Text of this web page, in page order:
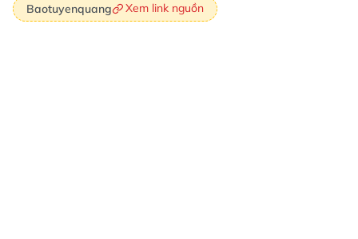
Baotuyenquang Xem link nguồn